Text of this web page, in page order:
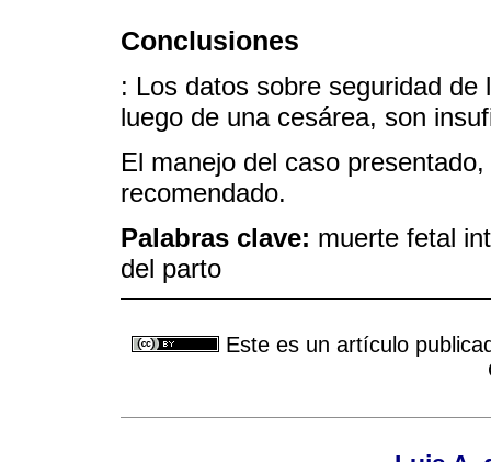
Conclusiones
: Los datos sobre seguridad
luego de una cesárea, son
El manejo del caso
recomendado.
Palabras clave: muerte fetal
del parto
Este es un artículo